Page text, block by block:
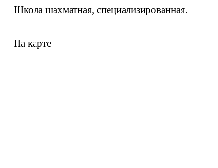
Школа шахматная, специализированная.
На карте